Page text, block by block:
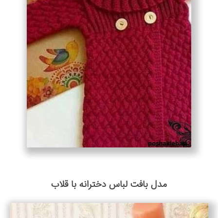
مدل بافت لباس دخترانه با قلاب